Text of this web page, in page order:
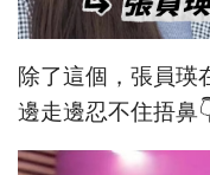
除了這個，張員瑛
邊走邊忍不住捂鼻